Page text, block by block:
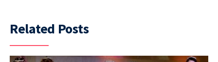
Related Posts